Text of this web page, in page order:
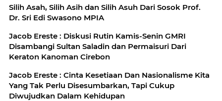
Silih Asah, Silih Asih dan Silih Asuh Dari Sosok Prof.
Dr. Sri Edi Swasono MPIA
Jacob Ereste : Diskusi Rutin Kamis-Senin GMRI
Disambangi Sultan Saladin dan Permaisuri Dari
Keraton Kanoman Cirebon
Jacob Ereste : Cinta Kesetiaan Dan Nasionalisme Kita
Yang Tak Perlu Disesumbarkan, Tapi Cukup
Diwujudkan Dalam Kehidupan